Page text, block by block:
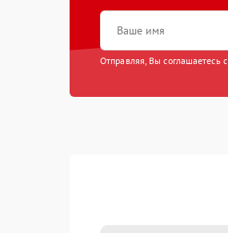
Отправляя, Вы соглашаетесь с